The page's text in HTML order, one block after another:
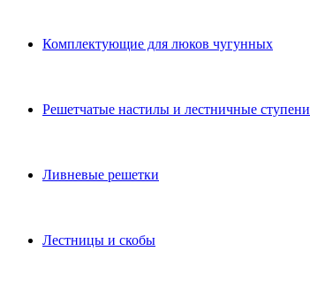
Комплектующие для люков чугунных
Решетчатые настилы и лестничные ступени
Ливневые решетки
Лестницы и скобы